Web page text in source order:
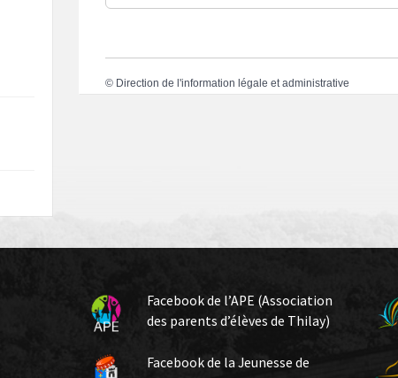
© Direction de l'information légale et administrative
Facebook de l’APE (Association
des parents d’élèves de Thilay)
Facebook de la Jeunesse de